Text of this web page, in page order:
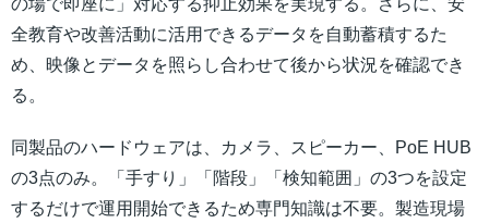
の場で即座に」対応する抑止効果を実現する。さらに、安
全教育や改善活動に活用できるデータを自動蓄積するた
め、映像とデータを照らし合わせて後から状況を確認でき
る。
同製品のハードウェアは、カメラ、スピーカー、PoE HUB
の3点のみ。「手すり」「階段」「検知範囲」の3つを設定
するだけで運用開始できるため専門知識は不要。製造現場